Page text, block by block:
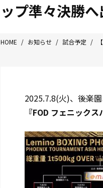
ップ準々決勝
HOME / お知らせ / 試合予定 /
2025.7.8(火)、後楽
『FOD フェニック